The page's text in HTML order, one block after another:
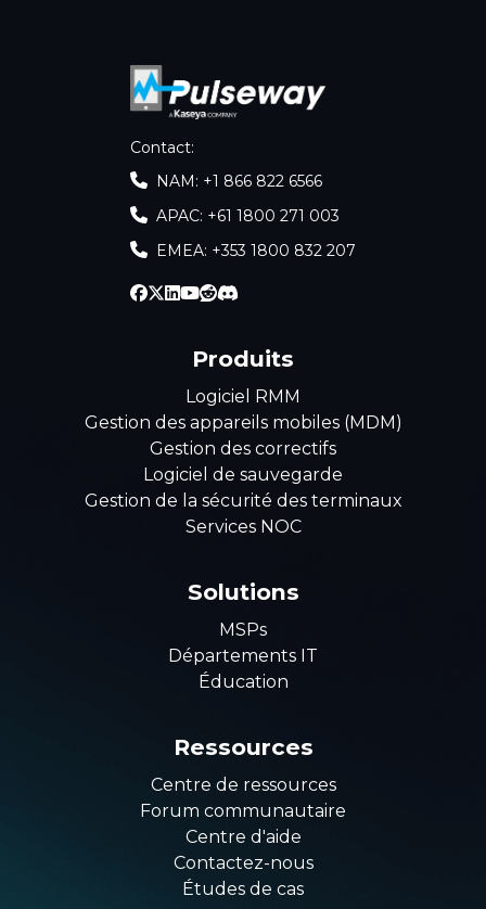
Contact:
NAM: +1 866 822 6566
APAC: +61 1800 271 003
EMEA: +353 1800 832 207
Produits
Logiciel RMM
Gestion des appareils mobiles (MDM)
Gestion des correctifs
Logiciel de sauvegarde
Gestion de la sécurité des terminaux
Services NOC
Solutions
MSPs
Départements IT
Éducation
Ressources
Centre de ressources
Forum communautaire
Centre d'aide
Contactez-nous
Études de cas